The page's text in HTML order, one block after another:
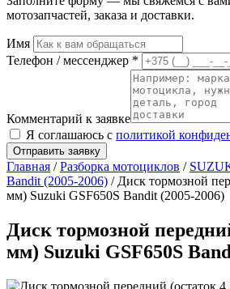
мотозапчастей, заказа и доставки.
Имя
Телефон / мессенджер *
Комментарий к заявке
Я соглашаюсь с политикой
Отправить заявку
Главная /Разборка мотоциклов /
Bandit (2005-2006) / Диск тормозной
мм) Suzuki GSF650S Bandit (2005-2006)
Диск тормозной
мм) Suzuki GSF650S